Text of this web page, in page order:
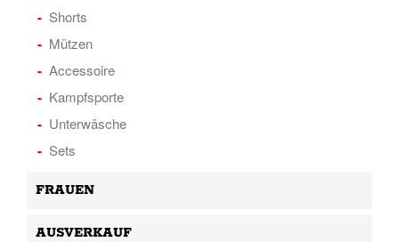
Shorts
Mützen
Accessoire
Kampfsporte
Unterwäsche
Sets
FRAUEN
AUSVERKAUF